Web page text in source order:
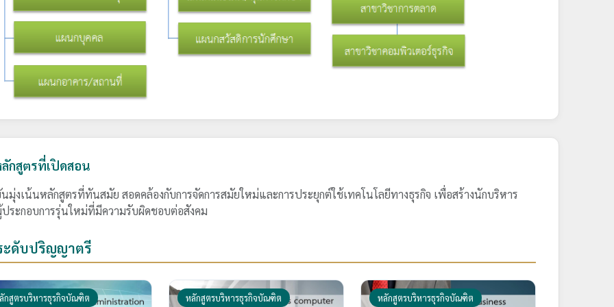
กสูตรที่เปิดสอน
มุ่งเน้นหลักสูตรที่ทันสมัย สอดคล้องกับการจัดการสมัยใหม่และการประยุกต์ใช้เทคโนโลยีทางธุรกิจ เพื่อสร้างนักบริหาร
ระกอบการรุ่นใหม่ที่มีความรับผิดชอบต่อสังคม
ะดับปริญญาตรี
กสูตรบริหารธุรกิจบัณฑิต หลักสูตรบริหารธุรกิจบัณฑิต หลักสูตรบริหารธุรกิจบัณฑิต